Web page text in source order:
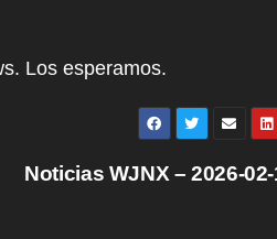
Los esperamos.
Noticias WJNX – 2026-